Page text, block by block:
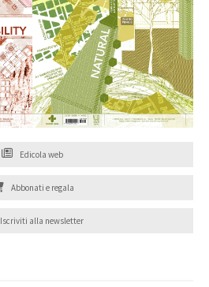
Edicola web
Abbonati e regala
Iscriviti alla newsletter